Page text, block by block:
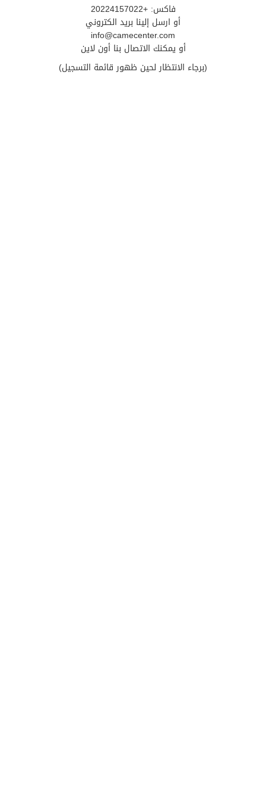
فاكس: +20224157022
أو ارسل إلينا بريد الكتروني
info@camecenter.com
أو يمكنك الاتصال بنا أون لاين
(برجاء الانتظار لحين ظهور قائمة التسجيل)